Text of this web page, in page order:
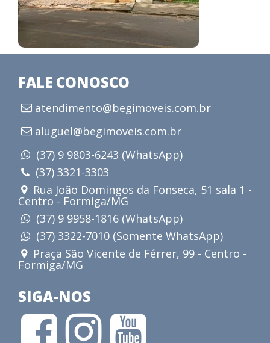
FALE CONOSCO
atendimento@begimoveis.com.br
aluguel@begimoveis.com.br
(37) 9 9803-6243 (WhatsApp)
(37) 3321-3303
Rua João Domingos da Fonseca, 51 sala 1 -
Centro - Formiga/MG
(37) 9 9958-1816 (WhatsApp)
(37) 3322-7010 (Somente WhatsApp)
Praça São Vicente de Férrer, 99 - Centro -
Formiga/MG
SIGA-NOS